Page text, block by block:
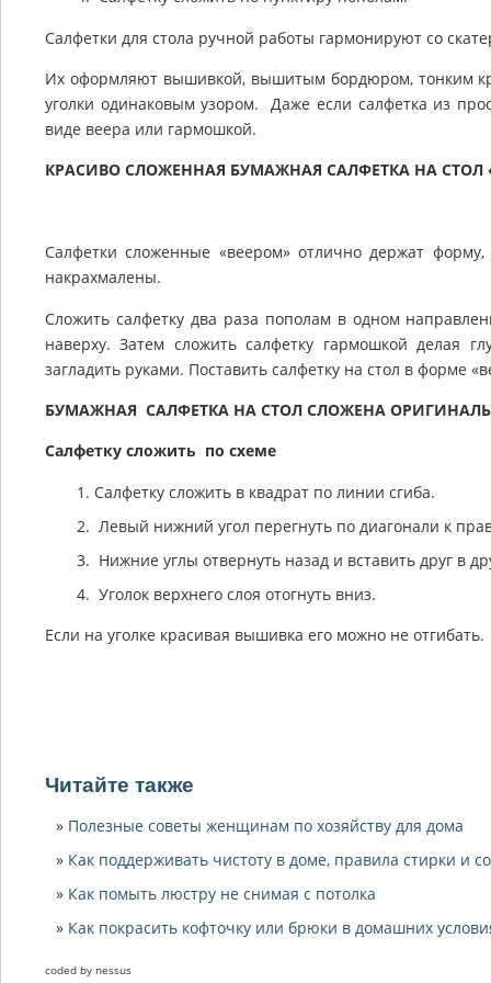
Салфетки для стола ручной работы гармонируют со
Их оформляют вышивкой, вышитым бордюром, тонким
уголки одинаковым узором. Даже если салфетка из
виде веера или гармошкой.
КРАСИВО СЛОЖЕННАЯ БУМАЖНАЯ САЛФЕТКА НА СТОЛ
Салфетки сложенные «веером» отлично держат
накрахмалены.
Сложить салфетку два раза пополам в одном
наверху. Затем сложить салфетку гармошкой делая
загладить руками. Поставить салфетку на стол в форме
БУМАЖНАЯ САЛФЕТКА НА СТОЛ СЛОЖЕНА
Салфетку сложить по схеме
Салфетку сложить в квадрат по линии сгиба.
Левый нижний угол перегнуть по диагонали к
Нижние углы отвернуть назад и вставить друг в
Уголок верхнего слоя отогнуть вниз.
Если на уголке красивая вышивка его можно не отгибать.
Читайте также
Полезные советы женщинам по хозяйству для дома
Как поддерживать чистоту в доме, правила стирки и
Как помыть люстру не снимая с потолка
Как покрасить кофточку или брюки в домашних
coded by nessus